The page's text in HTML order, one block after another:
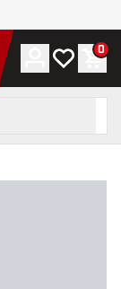
Konto
Min 0